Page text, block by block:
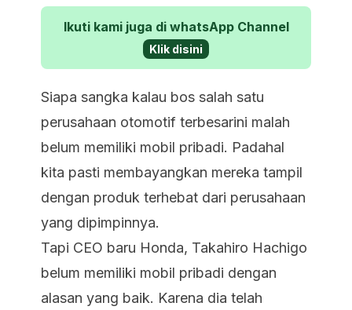
Ikuti kami juga di whatsApp Channel
Klik disini
Siapa sangka kalau bos salah satu
perusahaan otomotif terbesarini malah
belum memiliki mobil pribadi. Padahal
kita pasti membayangkan mereka tampil
dengan produk terhebat dari perusahaan
yang dipimpinnya.
Tapi CEO baru Honda, Takahiro Hachigo
belum memiliki mobil pribadi dengan
alasan yang baik. Karena dia telah